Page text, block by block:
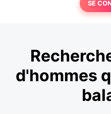
SE
d'hommes